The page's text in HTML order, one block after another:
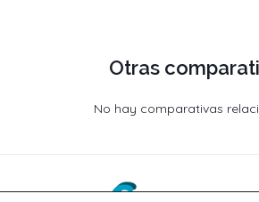
Otras
No hay comparativas